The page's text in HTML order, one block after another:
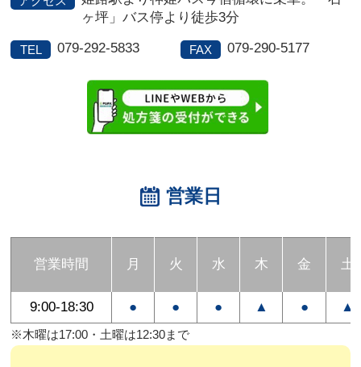
ヶ坪」バス停より徒歩3分
TEL 079-292-5833 FAX 079-290-5177
営業日
営業時間 月 火 水 木 金 土
9:00-18:30 ● ● ● ▲ ● ▲
※木曜は17:00・土曜は12:30まで